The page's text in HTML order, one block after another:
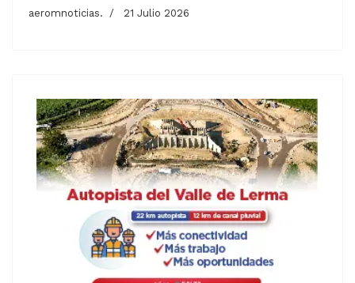
aeromnoticias. 21 Julio 2026